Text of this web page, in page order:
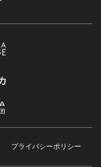
プライバシーポリシー